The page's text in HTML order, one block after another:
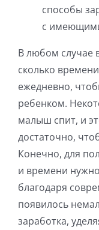
способы
с
В любом случае
сколько
ежедневно,
ребенком.
малыш спит, и
достаточно,
Конечно, для
и времени
благодаря
появилось
заработка,